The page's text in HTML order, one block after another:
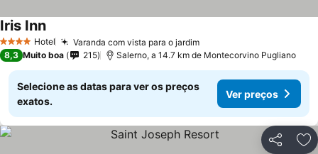
4 EstrelasHotel Varanda com vista para o jardimVer preços
Iris InnVer preços
8,3 Muito boa 215 Salerno, a 14.7 km de Montecorvino Pugliano
Selecione as datas para ver os preços
exatos.
Ver preços
Partilhar